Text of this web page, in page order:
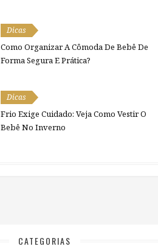
Dicas
Como Organizar A Cômoda De Bebê De
Forma Segura E Prática?
Dicas
Frio Exige Cuidado: Veja Como Vestir O
Bebê No Inverno
CATEGORIAS